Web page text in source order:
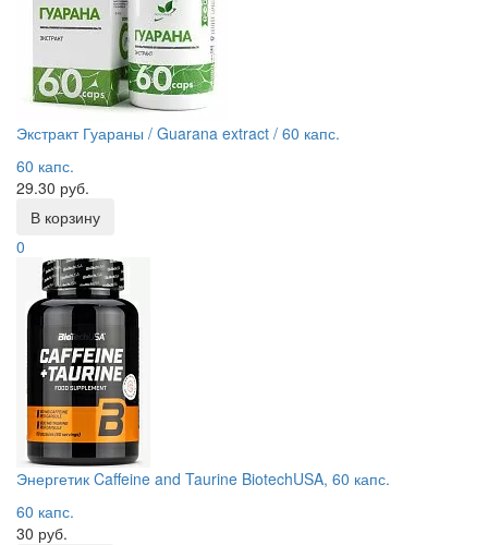
Экстракт Гуараны / Guarana extract / 60 капс.
60 капс.
29.30 руб.
В корзину
0
Энергетик Caffeine and Taurine BiotechUSA, 60 капс.
60 капс.
30 руб.